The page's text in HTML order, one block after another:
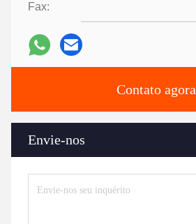
Fax:
Contato agora
Envie-nos